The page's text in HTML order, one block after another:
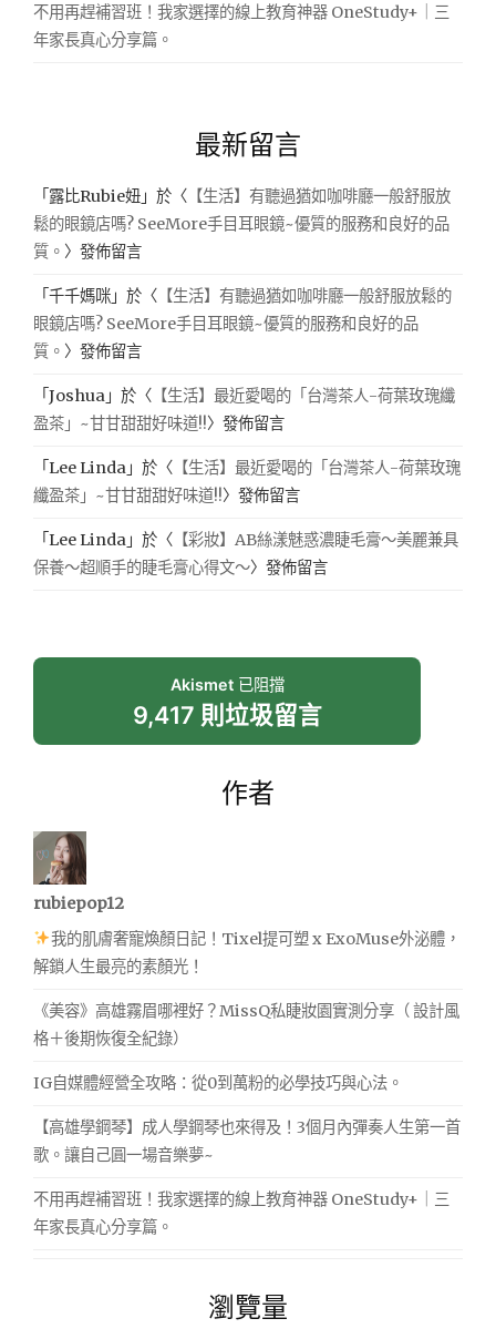
不用再趕補習班！我家選擇的線上教育神器 OneStudy+｜三
年家長真心分享篇。
最新留言
「 露比Rubie妞 」於〈 【生活】有聽過猶如咖啡廳一般舒服放
鬆的眼鏡店嗎? SeeMore手目耳眼鏡~優質的服務和良好的品
質。 〉發佈留言
「千千媽咪 」於〈 【生活】有聽過猶如咖啡廳一般舒服放鬆的
眼鏡店嗎? SeeMore手目耳眼鏡~優質的服務和良好的品
質。 〉發佈留言
「Joshua 」於〈 【生活】最近愛喝的「台灣茶人-荷葉玫瑰纖
盈茶」~甘甘甜甜好味道!!〉發佈留言
「Lee Linda 」於〈 【生活】最近愛喝的「台灣茶人-荷葉玫瑰
纖盈茶」~甘甘甜甜好味道!!〉發佈留言
「Lee Linda 」於〈 【彩妝】AB絲漾魅惑濃睫毛膏～美麗兼具
保養～超順手的睫毛膏心得文～〉發佈留言
Akismet已阻擋
9,417 則垃圾留言
作者
rubiepop12
我的肌膚奢寵煥顏日記！Tixel提可塑 x ExoMuse外泌體，
解鎖人生最亮的素顏光！
《美容》高雄霧眉哪裡好？MissQ私睫妝園實測分享（ 設計風
格＋後期恢復全紀錄）
IG自媒體經營全攻略：從0到萬粉的必學技巧與心法。
【高雄學鋼琴】成人學鋼琴也來得及！3個月內彈奏人生第一首
歌。讓自己圓一場音樂夢~
不用再趕補習班！我家選擇的線上教育神器 OneStudy+｜三
年家長真心分享篇。
瀏覽量